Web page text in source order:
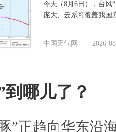
今天（8月6日），台风
庞大、云系可覆盖我国
中国天气网 2026-
到哪儿了？
”正趋向华东沿